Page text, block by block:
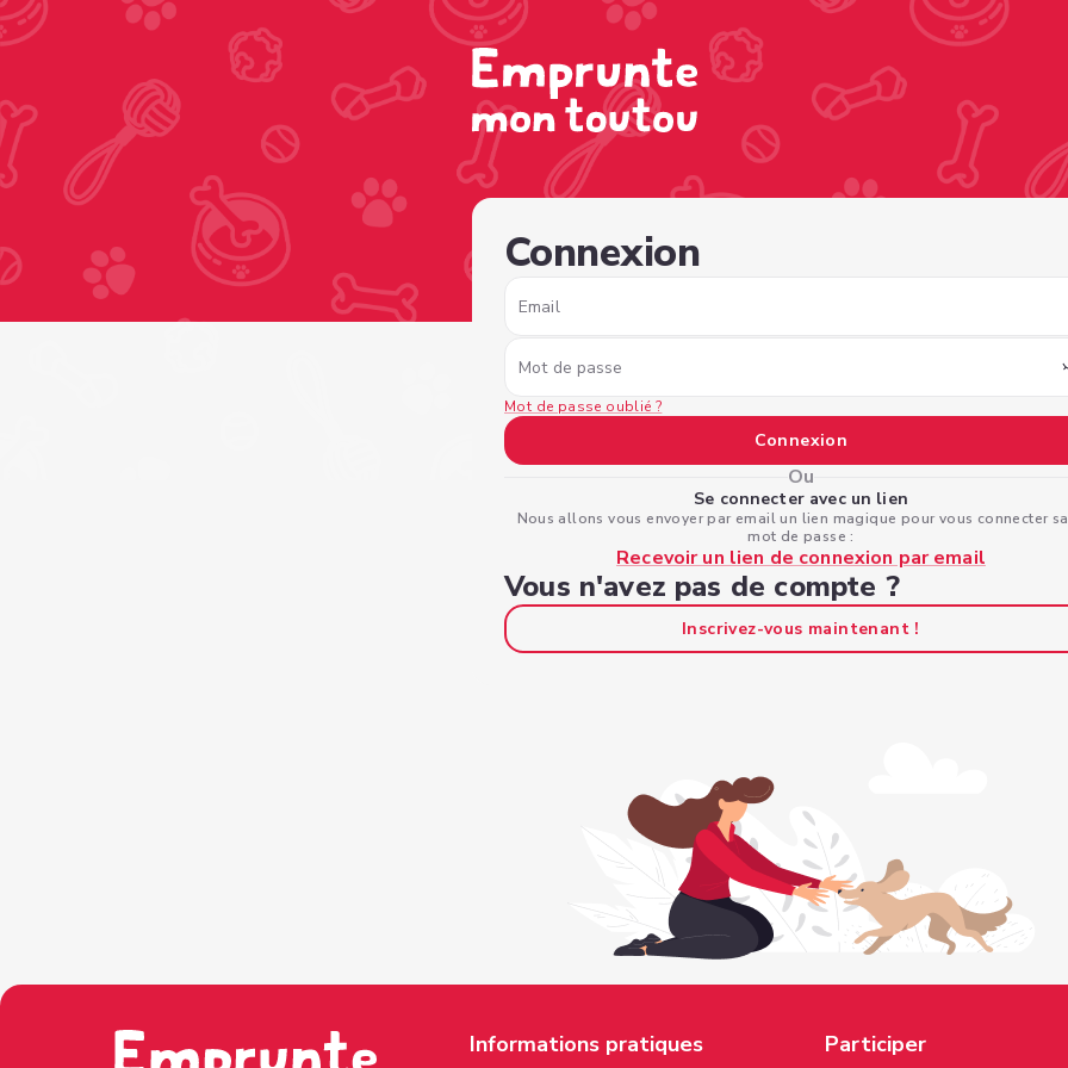
Connexion
Email
Mot de passe
Mot de passe oublié ?
Connexion
Ou
Se connecter avec un lien
Nous allons vous envoyer par email un lien magique pour vous connecter
mot de passe :
Recevoir un lien de connexion par email
Vous n'avez pas de compte ?
Inscrivez-vous maintenant !
Informations pratiques Participer
/sign-in?nextPage=%2Fview-profile%2Fa1a937bf-6733-4391-be8f-85164e886810